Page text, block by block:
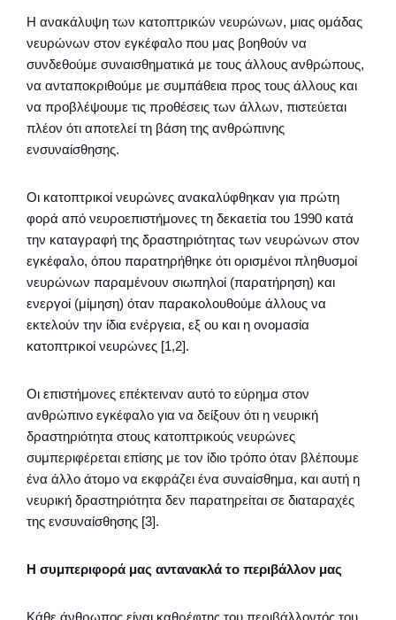
Η ανακάλυψη των κατοπτρικών νευρώνων, μιας ομάδας
νευρώνων στον εγκέφαλο που μας βοηθούν να
συνδεθούμε συναισθηματικά με τους άλλους ανθρώπους,
να ανταποκριθούμε με συμπάθεια προς τους άλλους και
να προβλέψουμε τις προθέσεις των άλλων, πιστεύεται
πλέον ότι αποτελεί τη βάση της ανθρώπινης
ενσυναίσθησης.
Οι κατοπτρικοί νευρώνες ανακαλύφθηκαν για πρώτη
φορά από νευροεπιστήμονες τη δεκαετία του 1990 κατά
την καταγραφή της δραστηριότητας των νευρώνων στον
εγκέφαλο, όπου παρατηρήθηκε ότι ορισμένοι πληθυσμοί
νευρώνων παραμένουν σιωπηλοί (παρατήρηση) και
ενεργοί (μίμηση) όταν παρακολουθούμε άλλους να
εκτελούν την ίδια ενέργεια, εξ ου και η ονομασία
κατοπτρικοί νευρώνες [1,2].
Οι επιστήμονες επέκτειναν αυτό το εύρημα στον
ανθρώπινο εγκέφαλο για να δείξουν ότι η νευρική
δραστηριότητα στους κατοπτρικούς νευρώνες
συμπεριφέρεται επίσης με τον ίδιο τρόπο όταν βλέπουμε
ένα άλλο άτομο να εκφράζει ένα συναίσθημα, και αυτή η
νευρική δραστηριότητα δεν παρατηρείται σε διαταραχές
της ενσυναίσθησης [3].
Η συμπεριφορά μας αντανακλά το περιβάλλον μας